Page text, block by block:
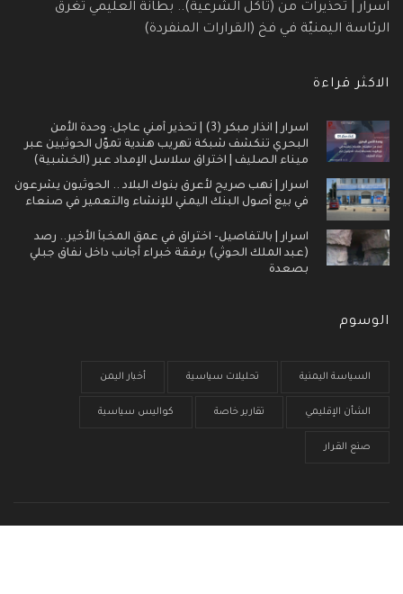
اسرار | تحذيرات من (تآكل الشرعية).. بطانة العليمي تُغرق
الرئاسة اليمنيّة في فخ (القرارات المنفردة)
الاكثر قراءة
اسرار | انذار مبكر (3) | تحذير أمني عاجل: وحدة الأمن
البحري تنكشف شبكة تهريب هندية تموّل الحوثيين عبر
ميناء الصليف | اختراق سلاسل الإمداد عبر (الخشبية)
اسرار | نهب صريح لأعرق بنوك البلاد .. الحوثيون يشرعون
في بيع أصول البنك اليمني للإنشاء والتعمير في صنعاء
اسرار | بالتفاصيل- اختراق في عمق المخبأ الأخير.. رصد
(عبد الملك الحوثي) برفقة خبراء أجانب داخل نفاق جبلي
بصعدة
الوسوم
السياسة اليمنية تحليلات سياسية أخبار اليمن
الشأن الإقليمي تقارير خاصة كواليس سياسية
صنع القرار